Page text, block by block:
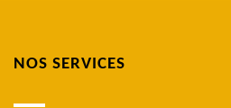
NOS SERVICES